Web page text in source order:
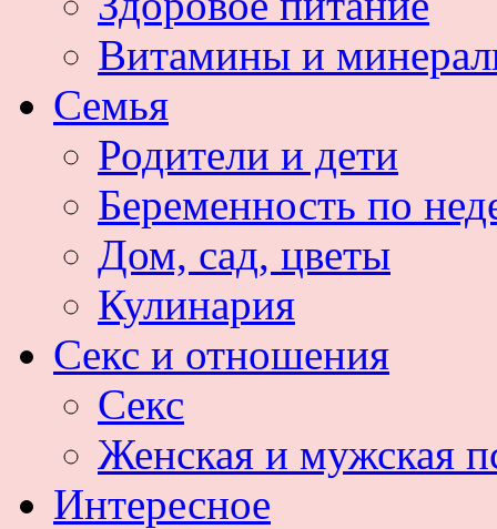
Витамины и
Семья
Родители и дети
Беременность по
Дом, сад, цветы
Кулинария
Секс и отношения
Секс
Женская и мужская
Интересное